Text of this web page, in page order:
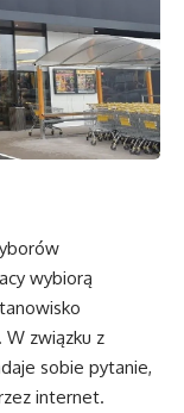
wybiorą
związku z
sobie pytanie,
internet.